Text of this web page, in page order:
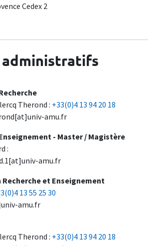
Cedex 2
Therond : +33(0)4 13 94 20 18
amu.fr
- Master / Magistère
:
amu.fr
et Enseignement
13 55 25 30
amu.fr
Therond : +33(0)4 13 94 20 18